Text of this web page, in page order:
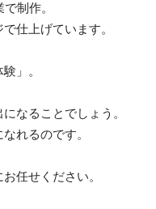
制作。
仕上げています。
」。
なることでしょう。
れるのです。
任せください。